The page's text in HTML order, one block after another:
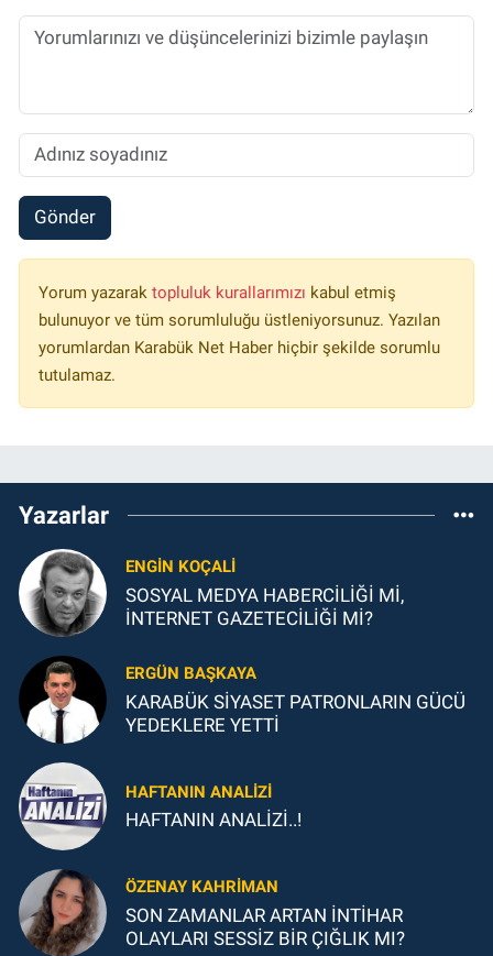
Gönder
Yorum yazarak topluluk kurallarımızı kabul etmiş
bulunuyor ve tüm sorumluluğu üstleniyorsunuz. Yazılan
yorumlardan Karabük Net Haber hiçbir şekilde sorumlu
tutulamaz.
Yazarlar
ENGİN KOÇALİ
SOSYAL MEDYA HABERCİLİĞİ Mİ,
İNTERNET GAZETECİLİĞİ Mİ?
ERGÜN BAŞKAYA
KARABÜK SİYASET PATRONLARIN GÜCÜ
YEDEKLERE YETTİ
HAFTANIN ANALİZİ
HAFTANIN ANALİZİ..!
ÖZENAY KAHRİMAN
SON ZAMANLAR ARTAN İNTİHAR
OLAYLARI SESSİZ BİR ÇIĞLIK MI?